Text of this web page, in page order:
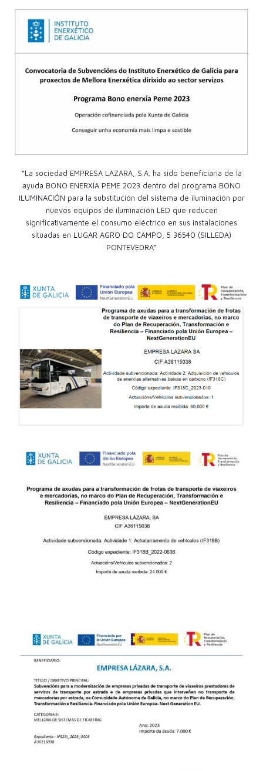
“La sociedad EMPRESA LAZARA, S.A. ha sido beneficiaria de la
ayuda BONO ENERXÍA PEME 2023 dentro del programa BONO
ILUMINACIÓN para la substitución del sistema de iluminación por
nuevos equipos de iluminación LED que reducen
significativamente el consumo eléctrico en sus instalaciones
situadas en LUGAR AGRO DO CAMPO, 5 36540 (SILLEDA)
PONTEVEDRA”